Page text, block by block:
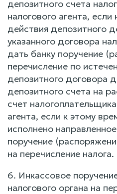
депозитного счета
налогового агента, если
действия депозитного
указанного договора
дать банку поручение
перечисление по
депозитного договора
депозитного счета на
счет
агента, если к этому
исполнено
поручение
на перечисление налога.
6. Инкассовое
налогового органа на